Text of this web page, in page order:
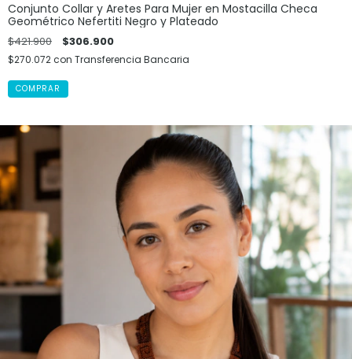
Conjunto Collar y Aretes Para Mujer en Mostacilla Checa
Geométrico Nefertiti Negro y Plateado
$421.900 $306.900
$270.072con Transferencia Bancaria
COMPRAR